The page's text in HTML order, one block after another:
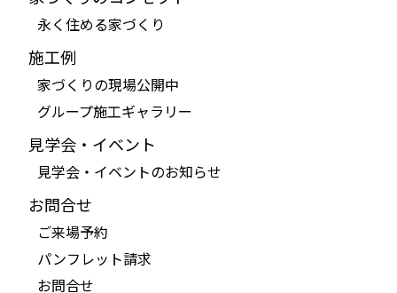
永く住める家づくり
施工例
家づくりの現場公開中
グループ施工ギャラリー
見学会・イベント
見学会・イベントのお知らせ
お問合せ
ご来場予約
パンフレット請求
お問合せ